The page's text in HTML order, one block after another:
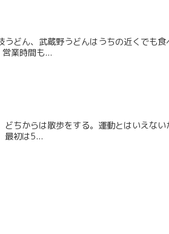
どん、武蔵野うどんはうちの近くでも食
業時間も...
ちからは散歩をする。運動とはいえない
最初は5...